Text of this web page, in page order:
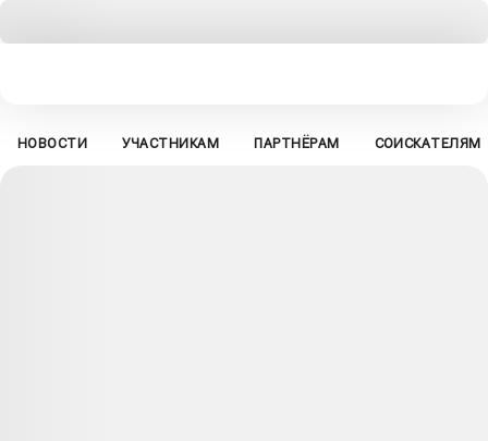
НОВОСТИ УЧАСТНИКАМ ПАРТНЁРАМ СОИСКАТЕЛЯМ